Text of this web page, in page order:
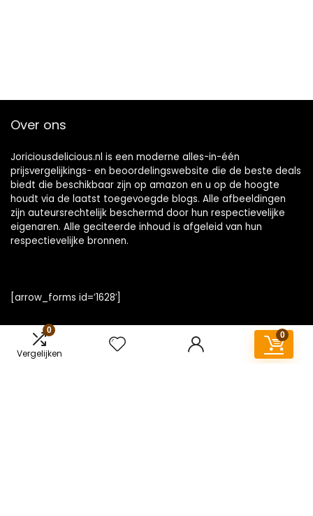
0
Vergelijken
0
Over ons
Joriciousdelicious.nl is een moderne alles-in-één
prijsvergelijkings- en beoordelingswebsite die de beste deals
biedt die beschikbaar zijn op amazon en u op de hoogte
houdt via de laatst toegevoegde blogs. Alle afbeeldingen
zijn auteursrechtelijk beschermd door hun respectievelijke
eigenaren. Alle geciteerde inhoud is afgeleid van hun
respectievelijke bronnen.
[arrow_forms id=’1628′]